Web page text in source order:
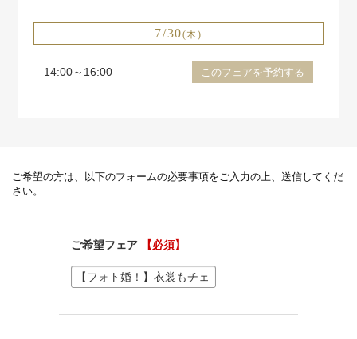
7/30(木)
14:00～16:00 このフェアを予約する